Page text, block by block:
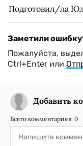
Подготовил/ла
Заметили
Пожалуйста,
Ctrl+Enter или
Добавить
Всего комментариев: 0